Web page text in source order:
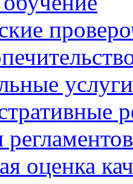
услуги
оценка